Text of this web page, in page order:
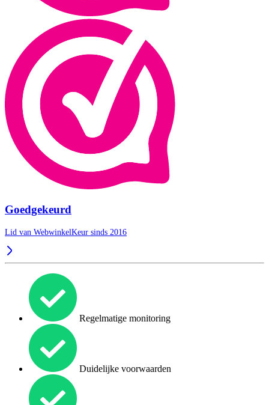
Goedgekeurd
Lid van WebwinkelKeur sinds 2016
Regelmatige monitoring
Duidelijke voorwaarden